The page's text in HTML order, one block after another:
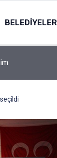
BELEDIYELER